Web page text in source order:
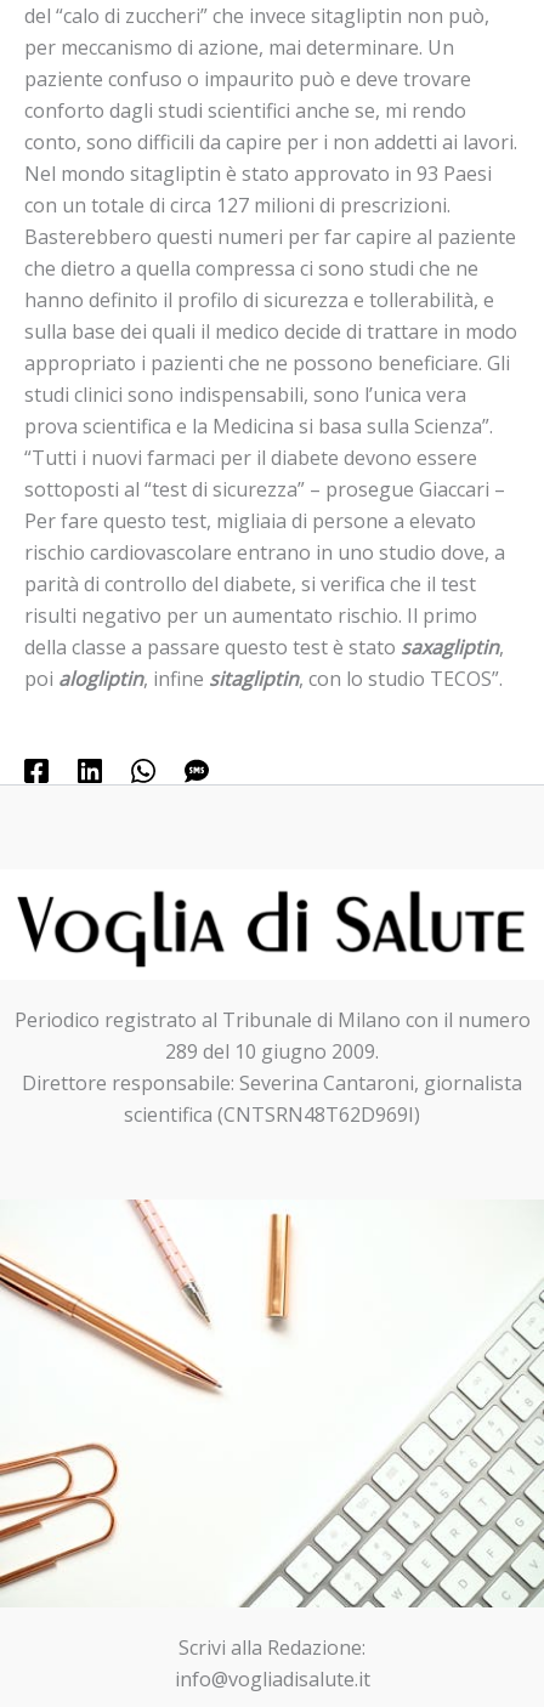
del “calo di zuccheri” che invece sitagliptin non può,
per meccanismo di azione, mai determinare. Un
paziente confuso o impaurito può e deve trovare
conforto dagli studi scientifici anche se, mi rendo
conto, sono difficili da capire per i non addetti ai lavori.
Nel mondo sitagliptin è stato approvato in 93 Paesi
con un totale di circa 127 milioni di prescrizioni.
Basterebbero questi numeri per far capire al paziente
che dietro a quella compressa ci sono studi che ne
hanno definito il profilo di sicurezza e tollerabilità, e
sulla base dei quali il medico decide di trattare in modo
appropriato i pazienti che ne possono beneficiare. Gli
studi clinici sono indispensabili, sono l’unica vera
prova scientifica e la Medicina si basa sulla Scienza”.
“Tutti i nuovi farmaci per il diabete devono essere
sottoposti al “test di sicurezza” – prosegue Giaccari –
Per fare questo test, migliaia di persone a elevato
rischio cardiovascolare entrano in uno studio dove, a
parità di controllo del diabete, si verifica che il test
risulti negativo per un aumentato rischio. Il primo
della classe a passare questo test è stato saxagliptin,
poi alogliptin, infine sitagliptin, con lo studio TECOS”.
Periodico registrato al Tribunale di Milano con il numero
289 del 10 giugno 2009.
Direttore responsabile: Severina Cantaroni, giornalista
scientifica (CNTSRN48T62D969I)
Scrivi alla Redazione:
info@vogliadisalute.it